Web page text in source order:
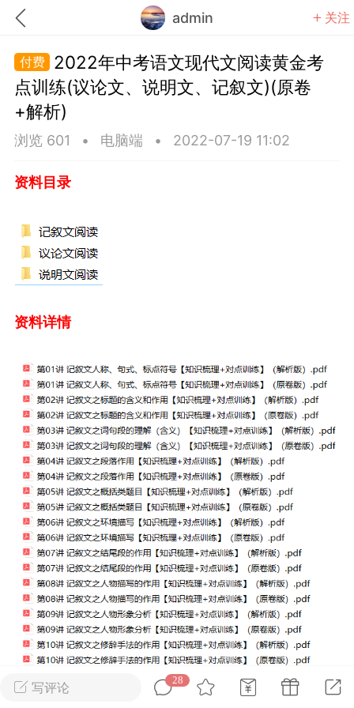
admin 关注
题库 赚题库券 充值
中考资料
读搞定上海中
词（附解析）
1
60篇外刊阅读搞定上海高
考必备核心词（附解析）
admin 0
中考资料 小学英语
KET词汇合集
写评论
28
2022年中考语文现代文阅读黄金考
点训练(议论文、说明文、记叙文)(原卷
+解析)
浏览 601 • 电脑端 • 2022-07-19 11:02
资料目录
资料详情